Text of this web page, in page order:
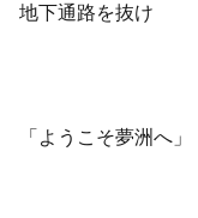
地下通路を抜け
「ようこそ夢洲へ」